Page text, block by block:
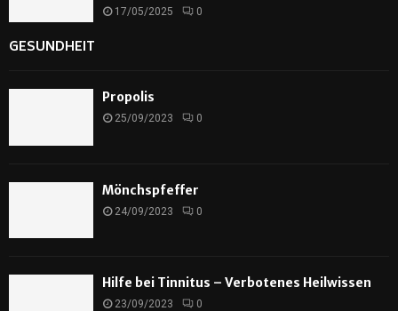
17/05/2025 0
GESUNDHEIT
Propolis
25/09/2023 0
Mönchspfeffer
24/09/2023 0
Hilfe bei Tinnitus – Verbotenes Heilwissen
23/09/2023 0